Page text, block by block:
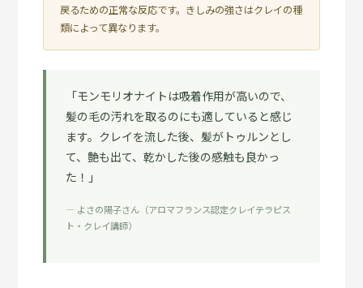
戻るための正常な反応です。きしみの強さはクレイの種
類によって異なります。
「モンモリオナイトは吸着作用が高いので、
髪の毛の汚れを取るのにも適していると感じ
ます。クレイを流した後、髪がトゥルンとし
て、艶も出て、乾かした後の感触も良かっ
た！」
— よさの陽子さん（アロマフランス認定クレイテラピス
ト・クレイ講師）